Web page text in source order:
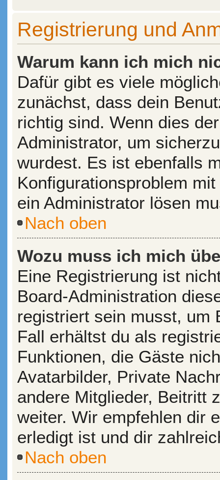
Registrierung und
Warum kann ich mich
Dafür gibt es viele
zunächst, dass dein
richtig sind. Wenn dies
Administrator, um
wurdest. Es ist ebenfalls
Konfigurationsproblem
ein Administrator lösen
Nach oben
Wozu muss ich mich
Eine Registrierung ist
Board-Administration
registriert sein musst, um
Fall erhältst du als
Funktionen, die Gäste
Avatarbilder, Private
andere Mitglieder, Beitritt
weiter. Wir empfehlen dir
erledigt ist und dir
Nach oben